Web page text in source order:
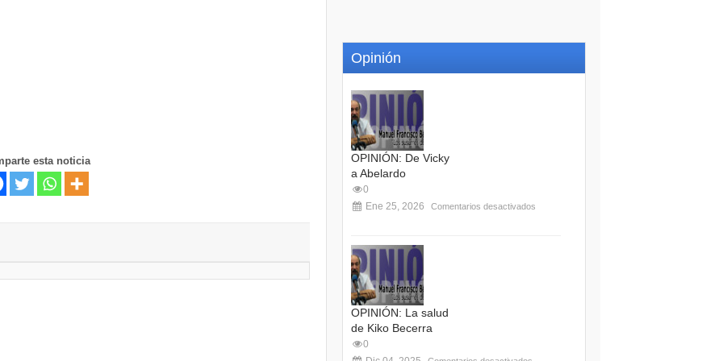
esta noticia
Opinión
OPINIÓN: De Vicky
a Abelardo
0
Ene 25, 2026
Comentarios desactivados
OPINIÓN: La salud
de Kiko Becerra
0